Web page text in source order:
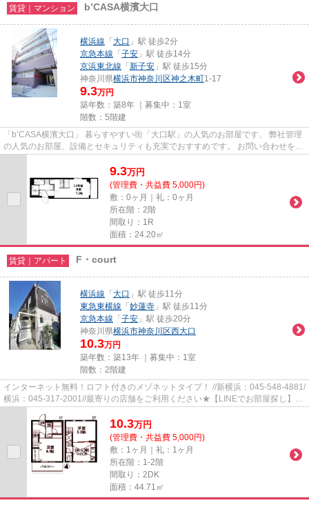
賃貸｜マンション b’CASA横濱大口
横浜線 「 大口 」駅 徒歩2分
京急本線 「 子安 」駅 徒歩14分
京浜東北線 「 新子安 」駅 徒歩15分
神奈川県横浜市神奈川区神之木町1-17
9.3万円
築年数：築8年 ｜募集中： 1室
階数：5階建
「b’CASA横濱大口」 暮らすやすい街「大口駅」の人気のお部屋です、 弊社管理
の人気のお部屋、設備とセキュリティも充実でおすすめです。 お問い合わせをお
9.3万円
(管理費・共益費 5,000円)
敷：0ヶ月｜礼：0ヶ月
所在階：2階
間取り：1R
面積：24.20㎡
賃貸｜アパート F・court
横浜線 「 大口 」駅 徒歩11分
東急東横線 「 妙蓮寺 」駅 徒歩11分
京急本線 「 子安 」駅 徒歩20分
神奈川県横浜市神奈川区西大口
10.3万円
築年数：築13年 ｜募集中： 1室
階数：2階建
インターネット無料！ロフト付きのメゾネットタイプ！ //新横浜：045-548-4881/
横浜：045-317-2001//最寄りの店舗をご利用ください★【LINEでお部屋探し】
10.3万円
(管理費・共益費 5,000円)
敷：1ヶ月｜礼：1ヶ月
所在階：1-2階
間取り：2DK
面積：44.71㎡